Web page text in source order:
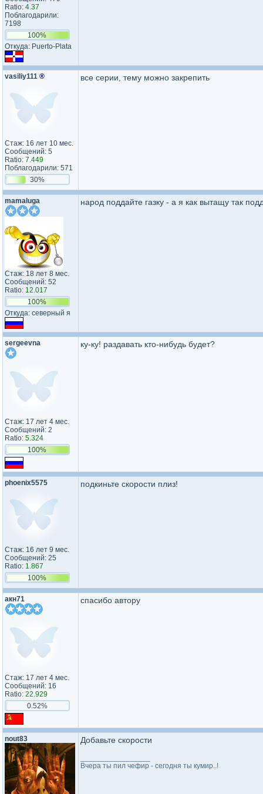
Ratio: 4.37
Поблагодарили:
7198
100%
Откуда: Puerto-Plata
vasiliy111 ®
Стаж: 16 лет 10 мес.
Сообщений: 5
Ratio: 7.449
Поблагодарили: 571
30%
все серии, тему можно закрепить
mamaluga
Стаж: 18 лет 8 мес.
Сообщений: 52
Ratio: 12.017
100%
Откуда: северный я
народ поддайте газку - а я как вытащу так
sergeevna
Стаж: 17 лет 4 мес.
Сообщений: 2
Ratio: 5.324
100%
ку-ку! раздавать кто-нибудь будет?
phoenix5575
Стаж: 16 лет 9 мес.
Сообщений: 25
Ratio: 1.867
100%
подкиньте скорости плиз!
акн71
Стаж: 17 лет 4 мес.
Сообщений: 16
Ratio: 22.929
0.52%
спасибо автору
nout83 Добавьте скорости
Вчера ты пил чефир - сегодня ты кумир..!